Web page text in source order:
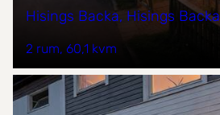
Hisings Backa, Hisings Backa
2 rum 60,1 kvm